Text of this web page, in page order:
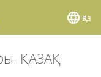
Қаз
ҚАЗАҚ